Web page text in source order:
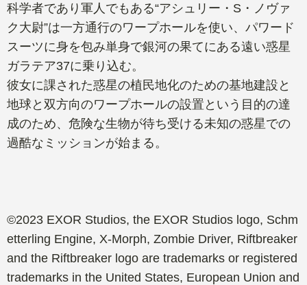
科学者であり軍人でもある“アシュリー・S・ノヴァ
ク大尉”は一方通行のワープホールを使い、パワード
スーツに身を包み単身で銀河の果てにある遠い惑星
ガラテア37に乗り込む。
彼女に課された惑星の植民地化のための基地建設と
地球と双方向のワープホールの設置という目的の達
成のため、危険な生物が待ち受ける未知の惑星での
過酷なミッションが始まる。
©2023 EXOR Studios, the EXOR Studios logo, Schm
etterling Engine, X-Morph, Zombie Driver, Riftbreaker
and the Riftbreaker logo are trademarks or registered
trademarks in the United States, European Union and